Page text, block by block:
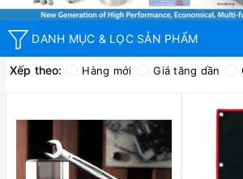
DANH MỤC & LỌC SẢN PHẨM
Xếp theo: Hàng mới Giá tăng dần